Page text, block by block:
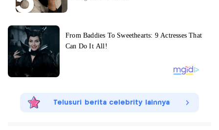
Telusuri berita celebrity lainnya